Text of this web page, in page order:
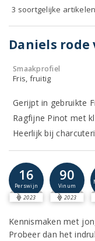
3 soortgelijke
Daniels
Smaakprofiel
Fris, fruitig
Gerijpt in gebruikte
Ragfijne Pinot met
Heerlijk bij
16
Perswijn
2023
90
Vinum
2023
Kennismaken met
Probeer dan het